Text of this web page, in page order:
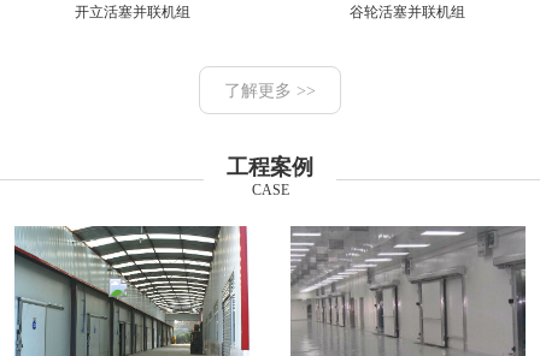
开立活塞并联机组 谷轮活塞并联机组
了解更多 >>
工程案例
CASE